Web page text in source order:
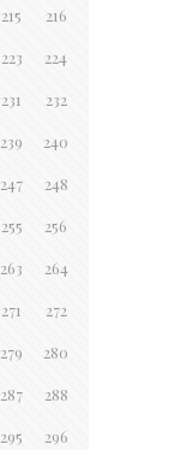
215 216
223 224
231 232
239 240
247 248
255 256
263 264
271 272
279 280
287 288
295 296